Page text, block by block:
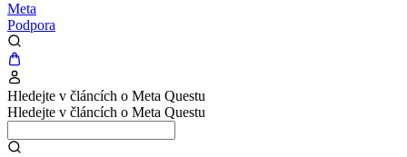
Meta
Podpora
Hledejte v článcích o Meta Questu
Hledejte v článcích o Meta Questu